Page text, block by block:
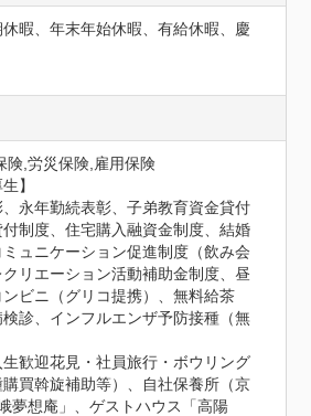
暇、年末年始休暇、有給休暇、慶
険,労災保険,雇用保険
】
永年勤続表彰、子弟教育資金貸付
制度、住宅購入融資金制度、結婚
ュニケーション促進制度（飲み会
リエーション活動補助金制度、昼
ビニ（グリコ提携）、無料給茶
診、インフルエンザ予防接種（無
歓迎花見・社員旅行・ボウリング
買斡旋補助等）、自社保養所（京
夢想庵」、ゲストハウス「高陽